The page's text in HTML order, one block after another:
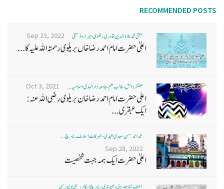
RECOMMENDED POSTS
مفتی محمد علاؤ الدین قادری رضوی ، میرا روڈ ممبئی Sep 23, 2022
اعلیٰ حضرت امام احمد رضا خاں بر یلو ی رحمتہ اللہ علیہ کا...
غضنفر دانش، طالب علم، جامعہ دارالہدی اسلامیہ ... Oct 3, 2021
اعلی حضرت امام احمد رضا خان بریلوی رضی اللہ عنہ:
ایک عبقری...
محمد احمد حسن سعدی امجدی - البرکات اسلامک ریسرچ ...
Sep 28, 2022
اعلیٰ حضرت ایک ہمہ جہت شخصیت
آصف شاہ ھدوی، بھیونڈی ریسرچ اسکالر، ممبئی یونیورسٹی